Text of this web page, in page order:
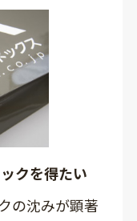
クを得たい
の沈みが顕著